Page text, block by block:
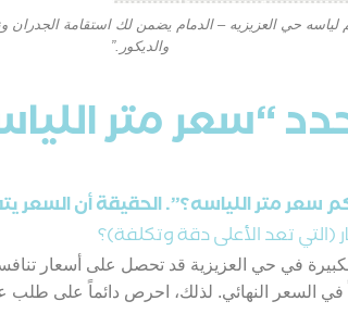
حي العزيزيه – الدمام يضمن لك استقامة الجدران
والديكور.”
“سعر متر
سعر متر اللياسه؟”. الحقيقة أن
(التي تعد الأعلى دقة وتكلفة)؟
في حي العزيزية قد تحصل على أسعار
في السعر النهائي. لذلك، احرص دائماً على